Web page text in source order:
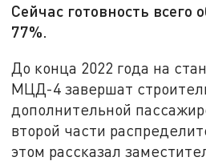
Сейчас готовность всего
77%.
До конца 2022 года на
МЦД-4 завершат
дополнительной
второй части
этом рассказал